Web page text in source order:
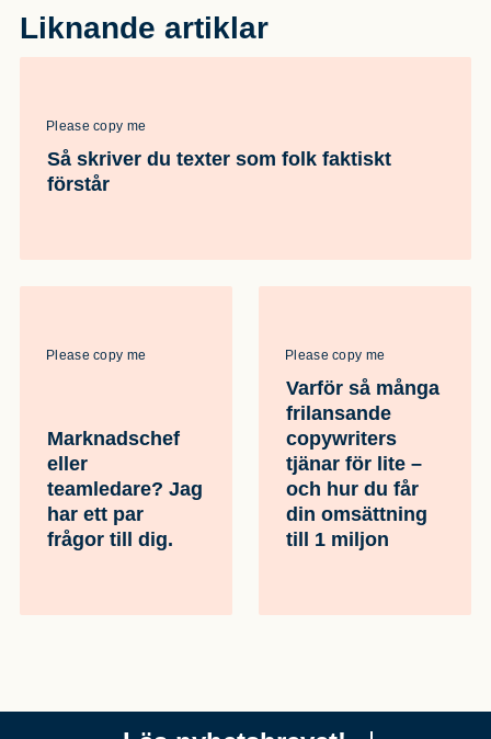
Liknande artiklar
Please copy me
Så skriver du texter som folk faktiskt
förstår
Please copy me
Marknadschef
eller
teamledare? Jag
har ett par
frågor till dig.
Please copy me
Varför så många
frilansande
copywriters
tjänar för lite –
och hur du får
din omsättning
till 1 miljon